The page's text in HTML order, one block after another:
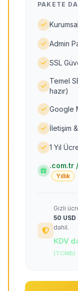
PAKETE
Admin
SSL
Temel
hazır)
Google
İletişim
1 Yıl
.com.tr
Yıllık
Gizli
50 USD
dahil.
KDV
(TCMB)